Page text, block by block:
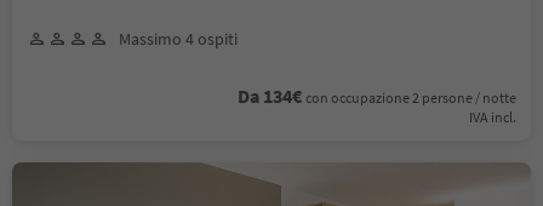
Massimo 4 ospiti
Da 134€ con occupazione 2 persone / notte
IVA incl.